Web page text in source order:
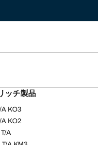
ッチ製品
A KO3
A KO2
A